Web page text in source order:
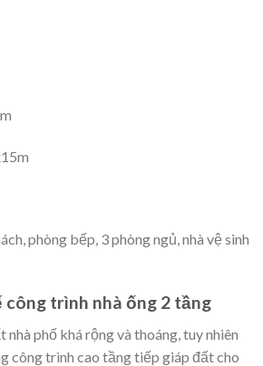
phòng bếp, 3 phòng ngủ, nhà vệ sinh
trình nhà ống 2 tầng
phố khá rộng và thoáng, tuy nhiên
công trình cao tầng tiếp giáp đất cho